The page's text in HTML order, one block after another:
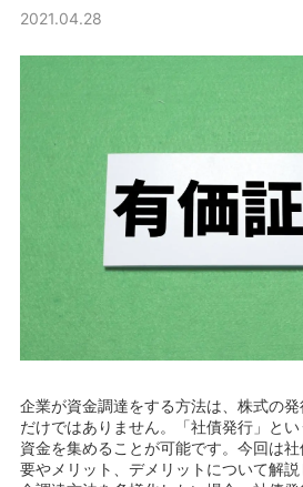
2021.04.28
企業が資金調達をする方法は、株式の
だけではありません。「社債発行」と
資金を集めることが可能です。今回は
要やメリット、デメリットについて解